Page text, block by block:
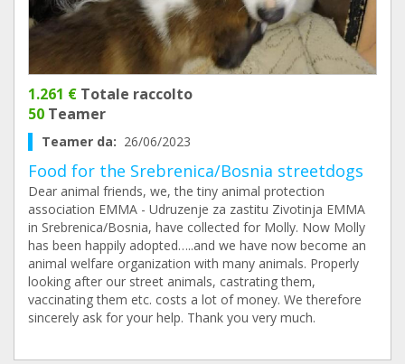
1.261 € Totale raccolto
50 Teamer
Teamer da: 26/06/2023
Food for the Srebrenica/Bosnia streetdogs
Dear animal friends, we, the tiny animal protection
association EMMA - Udruzenje za zastitu Zivotinja EMMA
in Srebrenica/Bosnia, have collected for Molly. Now Molly
has been happily adopted…..and we have now become an
animal welfare organization with many animals. Properly
looking after our street animals, castrating them,
vaccinating them etc. costs a lot of money. We therefore
sincerely ask for your help. Thank you very much.